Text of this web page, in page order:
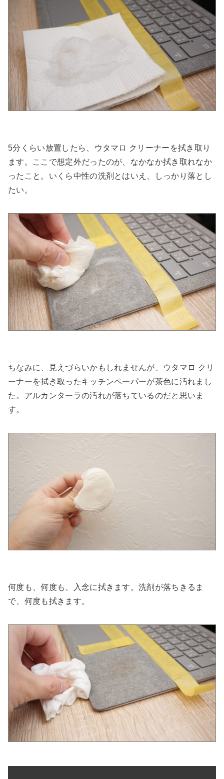
5分くらい放置したら、ウタマロ クリーナーを拭き取り
ます。ここで想定外だったのが、なかなか拭き取れなか
ったこと。いくら中性の洗剤とはいえ、しっかり落とし
たい。
ちなみに、見えづらいかもしれませんが、ウタマロ クリ
ーナーを拭き取ったキッチンペーパーが茶色に汚れまし
た。アルカンターラの汚れが落ちているのだと思いま
す。
何度も、何度も、入念に拭きます。洗剤が落ちきるま
で、何度も拭きます。